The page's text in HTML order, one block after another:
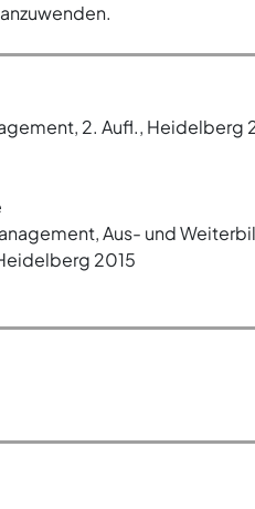
2. Aufl., Heidelberg
Aus- und
2015